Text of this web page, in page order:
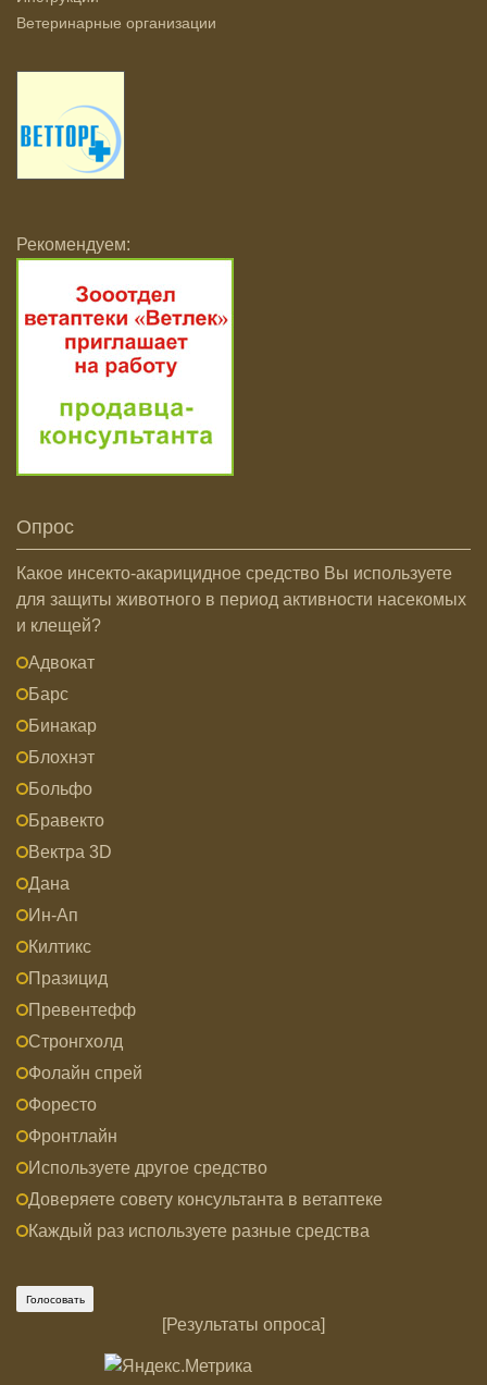
Ветеринарные организации
Рекомендуем:
Опрос
Какое инсекто-акарицидное средство Вы используете
для защиты животного в период активности насекомых
и клещей?
Адвокат
Барс
Бинакар
Блохнэт
Больфо
Бравекто
Вектра 3D
Дана
Ин-Ап
Килтикс
Празицид
Превентефф
Стронгхолд
Фолайн спрей
Форесто
Фронтлайн
Используете другое средство
Доверяете совету консультанта в ветаптеке
Каждый раз используете разные средства
[Результаты опроса]